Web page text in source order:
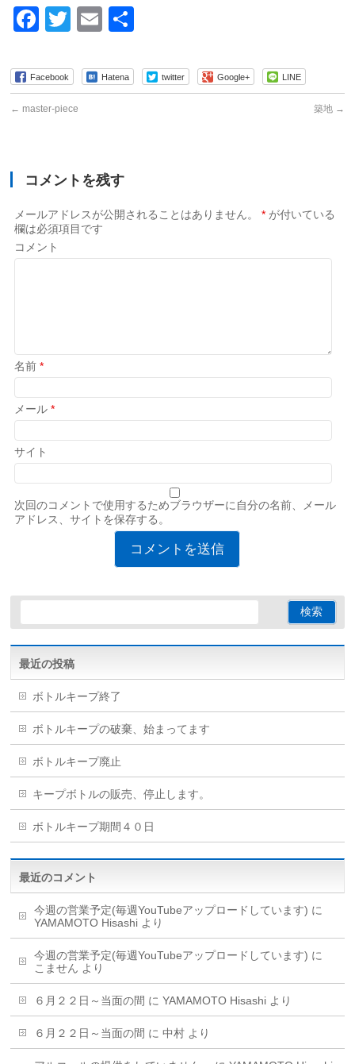
Facebook
TwitterEmail
Facebook Hatena twitter Google+ LINE
← master-piece 築地 →
コメントを残す
メールアドレスが公開されることはありません。 * が付いている
欄は必須項目です
コメント
名前*
メール*
サイト
次回のコメントで使用するためブラウザーに自分の名前、メール
アドレス、サイトを保存する。
最近の投稿
ボトルキープ終了
ボトルキープの破棄、始まってます
ボトルキープ廃止
キープボトルの販売、停止します。
ボトルキープ期間４０日
最近のコメント
今週の営業予定(毎週YouTubeアップロードしています) に
YAMAMOTO Hisashi より
今週の営業予定(毎週YouTubeアップロードしています) に
こません より
６月２２日～当面の間 にYAMAMOTO Hisashi より
６月２２日～当面の間 に中村 より